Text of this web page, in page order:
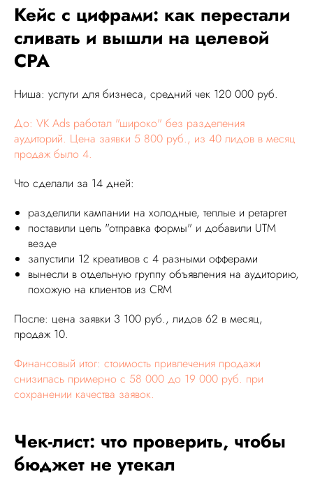
Кейс с цифрами: как перестали
сливать и вышли на целевой
CPA
Ниша: услуги для бизнеса, средний чек 120 000 руб.
До: VK Ads работал "широко" без разделения
аудиторий. Цена заявки 5 800 руб., из 40 лидов в месяц
продаж было 4.
Что сделали за 14 дней:
разделили кампании на холодные, теплые и ретаргет
поставили цель "отправка формы" и добавили UTM
везде
запустили 12 креативов с 4 разными офферами
вынесли в отдельную группу объявления на аудиторию,
похожую на клиентов из CRM
После: цена заявки 3 100 руб., лидов 62 в месяц,
продаж 10.
Финансовый итог: стоимость привлечения продажи
снизилась примерно с 58 000 до 19 000 руб. при
сохранении качества заявок.
Чек-лист: что проверить, чтобы
бюджет не утекал